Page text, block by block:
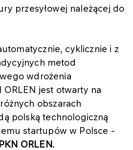
przesyłowej należącej do
cyklicznie i z
metod
wdrożenia
jest otwarty na
obszarach
polską technologiczną
startupów w Polsce -
ORLEN.